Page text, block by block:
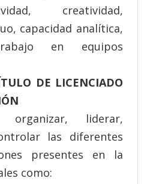
creatividad,
capacidad analítica,
en equipos
DE LICENCIADO
organizar, liderar,
las diferentes
presentes en la
como: